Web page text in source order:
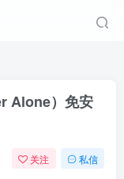
Alone）免安
关注 私信